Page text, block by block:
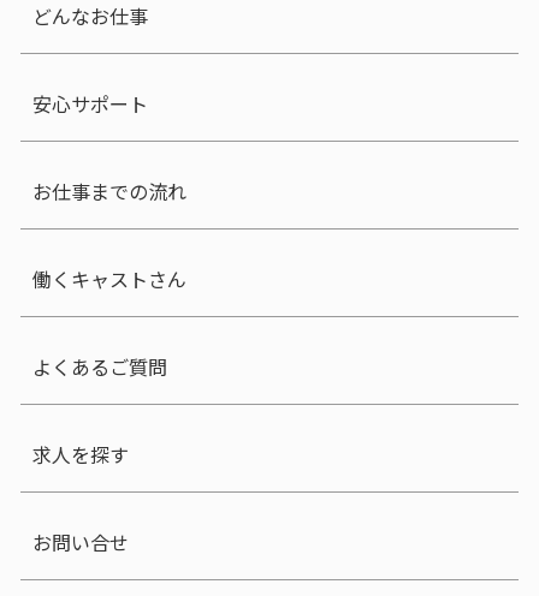
どんなお仕事
安心サポート
お仕事までの流れ
働くキャストさん
よくあるご質問
求人を探す
お問い合せ